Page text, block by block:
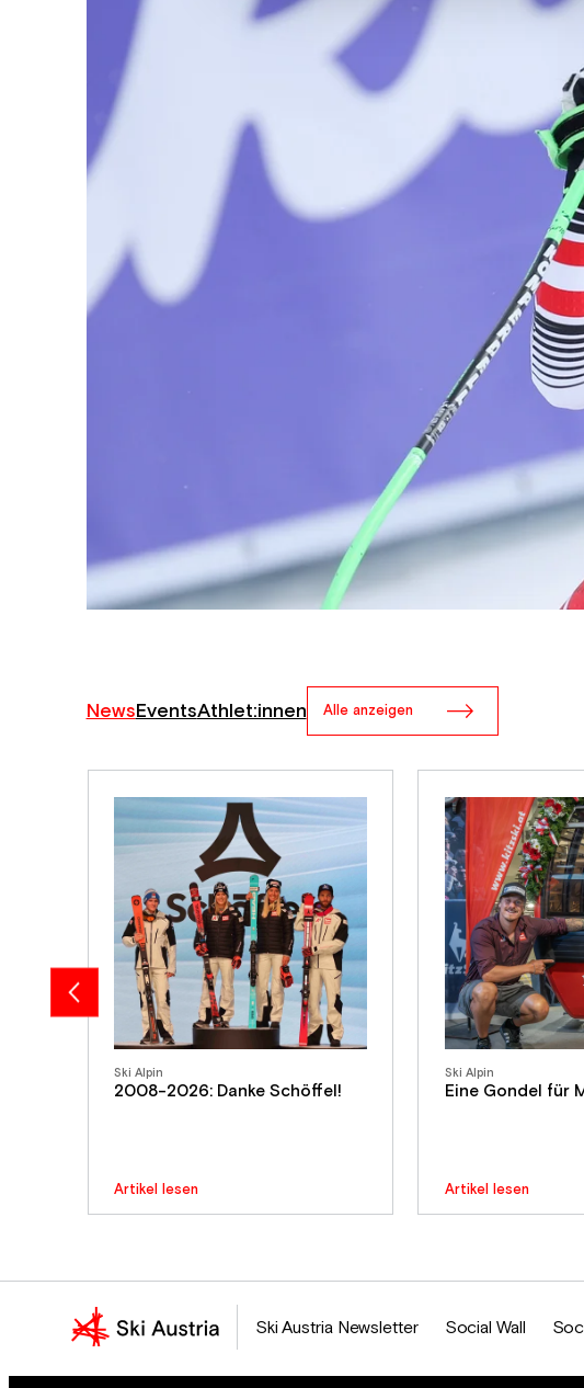
NewsEventsAthlet:innen Alle anzeigen
Ski Alpin
2008-2026: Danke Schöffel!
Artikel lesen
Ski Alpin
Eine Gondel für
Artikel lesen
Ski Austria Newsletter Social Wall